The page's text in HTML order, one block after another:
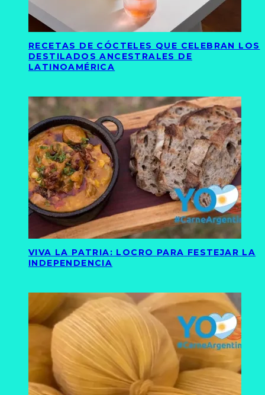
RECETAS DE CÓCTELES QUE CELEBRAN LOS
DESTILADOS ANCESTRALES DE
LATINOAMÉRICA
VIVA LA PATRIA: LOCRO PARA FESTEJAR LA
INDEPENDENCIA